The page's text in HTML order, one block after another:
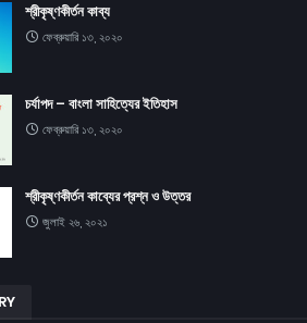
শ্রীকৃষ্ণকীর্তন কাব্য
ফেব্রুয়ারি ১৩, ২০২০
চর্যাপদ – বাংলা সাহিত্যের ইতিহাস
ফেব্রুয়ারি ১৩, ২০২০
শ্রীকৃষ্ণকীর্তন কাব্যের প্রশ্ন ও উত্তর
জুলাই ২৬, ২০২১